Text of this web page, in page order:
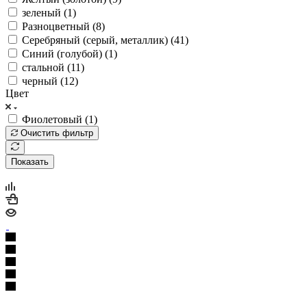
зеленый (1)
Разноцветный (8)
Серебряный (серый, металлик) (41)
Синий (голубой) (1)
стальной (11)
черный (12)
Цвет
Фиолетовый (1)
Очистить фильтр
Показать